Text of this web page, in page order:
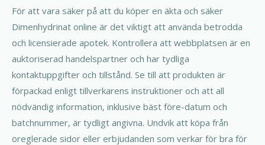
För att vara säker på att du köper en äkta och säker
Dimenhydrinat online är det viktigt att använda betrodda
och licensierade apotek. Kontrollera att webbplatsen är en
auktoriserad handelspartner och har tydliga
kontaktuppgifter och tillstånd. Se till att produkten är
förpackad enligt tillverkarens instruktioner och att all
nödvändig information, inklusive bäst före-datum och
batchnummer, är tydligt angivna. Undvik att köpa från
oreglerade sidor eller erbjudanden som verkar för bra för